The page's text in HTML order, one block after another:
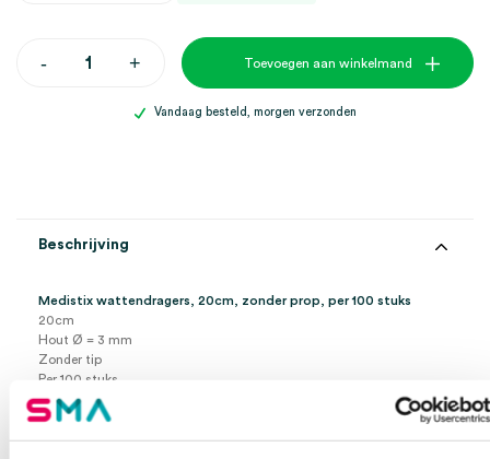
-Medistix
+ Toevoegen aan winkelmand
Vandaag besteld, morgen verzonden
Beschrijving
Medistix wattendragers, 20cm, zonder prop, per 100 stuks
20cm
Hout Ø = 3 mm
Zonder tip
Per 100 stuks
Extra informatie